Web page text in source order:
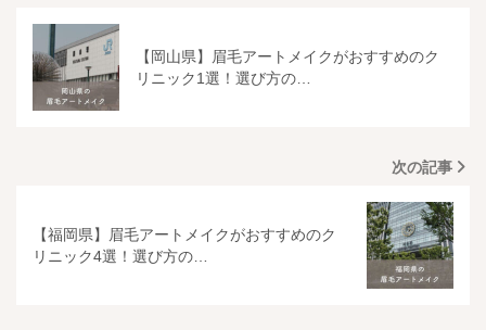
【岡山県】眉毛アートメイクがおすすめのク
リニック1選！選び方の…
次の記事
【福岡県】眉毛アートメイクがおすすめのク
リニック4選！選び方の…